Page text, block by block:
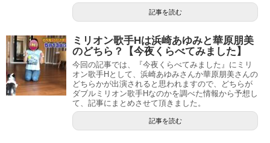
記事を読む
ミリオン歌手Hは浜崎あゆみと華原朋美
のどちら？【今夜くらべてみました】
今回の記事では、『今夜くらべてみました』にミリ
オン歌手Hとして、浜崎あゆみさんか華原朋美さんの
どちらかが出演されると思われますので、どちらが
ダブルミリオン歌手Hなのかを調べた情報から予想し
て、記事にまとめさせて頂きました。
記事を読む